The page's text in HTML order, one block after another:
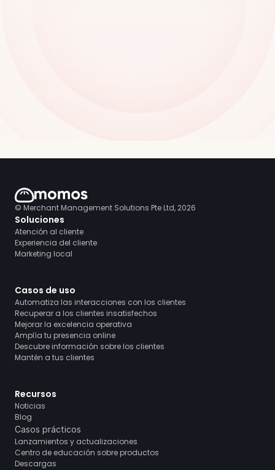
© Merchant Management Solutions Pte Ltd, 2026
Soluciones
Atención al cliente
Experiencia del cliente
Marketing local
Casos de uso
Automatiza las interacciones con los clientes
Recuperar a los clientes insatisfechos
Mejorar la excelencia operativa
Amplía tu presencia online
Descubre información sobre los clientes
Mantén a tus clientes
Recursos
Noticias
Blog
Casos prácticos
Lanzamientos y actualizaciones
Centro de educación sobre productos
Descargas